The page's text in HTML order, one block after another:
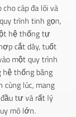
cáp đa lõi và
trình tinh gọn,
hệ thống tự
cắt dây, tuốt
một quy trình
hệ thống băng
lúc, mang
tư và rất lý
mô lớn.